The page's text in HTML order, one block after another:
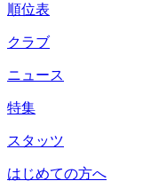
順位表
クラブ
ニュース
特集
スタッツ
はじめての方へ